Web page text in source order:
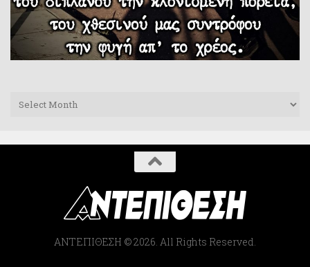
Archives
ΑΝΤΕΠΙΘΕΣΗ © 2026. All Rights Reserved.